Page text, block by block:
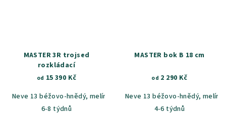
MASTER 3R trojsed
rozkládací
od 15 390 Kč
Neve 13 béžovo-hnědý, melír
Neve 90 šedá, melír Castel 59
6-8 týdnů
MASTER bok B 18 cm
od 2 290 Kč
Neve 13 béžovo-hnědý, melír
4-6 týdnů